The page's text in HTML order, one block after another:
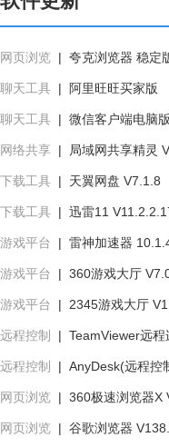
优启通是IT天空精心打造的一款系
统预安装环境（PE），它具有简
人性化。...
立即下载
网页浏览 | 夸克浏览器 稳定
聊天工具 | 阿里旺旺买家版
聊天工具 | 微信客户端电脑版
网络共享 | 局域网共享精灵
下载工具 | 天翼网盘 V7.1.8
下载工具 | 迅雷11
游戏平台 | 雷神加速器
游戏平台 | 360游戏大厅
游戏平台 | 2345游戏大厅
远程控制 | TeamViewer远
远程控制 | AnyDesk(远程控
网页浏览 | 360极速浏览器X
网页浏览 | 谷歌浏览器